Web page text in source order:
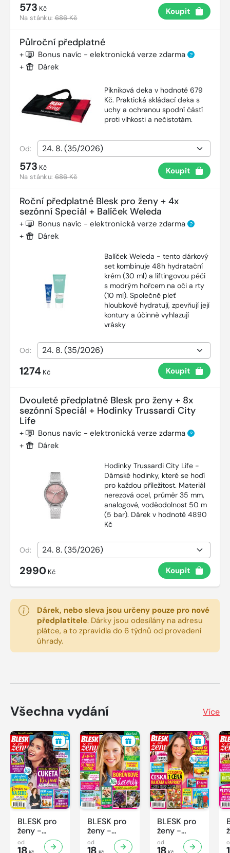
573 Kč
Na stánku:686 Kč
Koupit
Půlroční předplatné
+ Bonus navíc - elektronická verze zdarma ?
+ Dárek
Pikniková deka v hodnotě 679
Kč. Praktická skládací deka s
uchy a ochranou spodní částí
proti vlhkosti a nečistotám.
Od:
573 Kč
Na stánku:686 Kč
Koupit
Roční předplatné Blesk pro ženy + 4x
sezónní Speciál + Balíček Weleda
+ Bonus navíc - elektronická verze zdarma ?
+ Dárek
Balíček Weleda - tento dárkový
set kombinuje 48h hydratační
krém (30 ml) a liftingovou péči
s modrým hořcem na oči a rty
(10 ml). Společně pleť
hloubkově hydratují, zpevňují její
kontury a účinně vyhlazují
vrásky
Od:
1274 Kč Koupit
Dvouleté předplatné Blesk pro ženy + 8x
sezónní Speciál + Hodinky Trussardi City
Life
+ Bonus navíc - elektronická verze zdarma ?
+ Dárek
Hodinky Trussardi City Life -
Dámské hodinky, které se hodí
pro každou příležitost. Materiál
nerezová ocel, průměr 35 mm,
analogové, voděodolnost 50 m
(5 bar). Dárek v hodnotě 4890
Kč
Od:
2990 Kč Koupit
Dárek, nebo sleva jsou určeny pouze pro nové
předplatitele. Dárky jsou odesílány na adresu
plátce, a to zpravidla do 6 týdnů od provedení
úhrady.
Všechna vydání Více
BLESK pro
ženy -
32/2026
od
18
BLESK pro
ženy -
31/2026
od
18
BLESK pro
ženy -
30/2026
od
18